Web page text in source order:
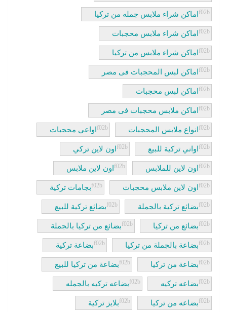
اماكن شراء ملابس جمله من تركيا
اماكن شراء ملابس محجبات
اماكن شراء ملابس من تركيا
اماكن لبس المحجبات فى مصر
اماكن لبس محجبات
اماكن ملابس محجبات فى مصر
انواع ملابس المحجبات اواعي محجبات
اواني تركية للبيع اون لاين تركي
اون لاين للملابس اون لاين ملابس
اون لاين ملابس محجبات بجامات تركية
بضائع تركية بالجملة بضائع تركية للبيع
بضائع من تركيا بضائع من تركيا بالجملة
بضاعة بالجملة من تركيا بضاعة تركية
بضاعة من تركيا بضاعة من تركيا للبيع
بضاعه تركيه بضاعه تركيه بالجمله
بضاعه من تركيا بلايز تركية